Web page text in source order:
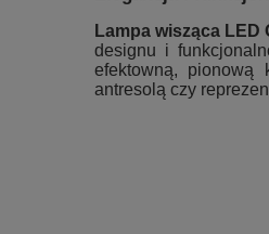
Lampa wisząca LED
designu i
efektowną, pionową
antresolą czy